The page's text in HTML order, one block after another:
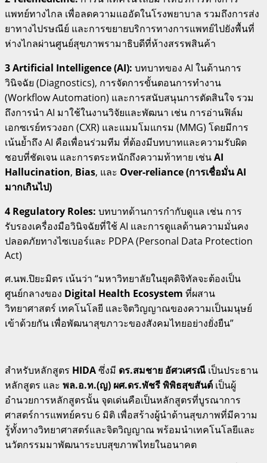
แพทย์ทางไกล เพื่อลดความแออัดในโรงพยาบาล รวมถึงการส่ง
ยาทางไปรษณีย์ และการขยายบริการทางการแพทย์ไปยังพื้นที่
ห่างไกลผ่านศูนย์สุขภาพรามาธิบดีที่ห้างสรรพสินค้า
3 Artificial Intelligence (AI): บทบาทของ AI ในด้านการ
วินิจฉัย (Diagnostics), การจัดการขั้นตอนการทำงาน
(Workflow Automation) และการสนับสนุนการตัดสินใจ รวม
ถึงการนำ AI มาใช้ในงานวิจัยและพัฒนา เช่น การอ่านฟิล์ม
เอกซเรย์ทรวงอก (CXR) และแมมโมแกรม (MMG) โดยมีการ
เน้นย้ำถึง AI คือเพื่อนร่วมทีม ที่ต้องมีบทบาทและความรับผิด
ชอบที่ชัดเจน และการตระหนักถึงความท้าทาย เช่นAI
Hallucination, Bias, และ Over-reliance (การเชื่อมั่น AI
มากเกินไป)
4 Regulatory Roles: บทบาทด้านการกำกับดูแล เช่น การ
รับรองเครื่องมือวินิจฉัยที่ใช้ AI และการดูแลด้านความมั่นคง
ปลอดภัยทางไซเบอร์และ PDPA (Personal Data Protection
Act)
ศ.นพ.ปิยะมิตร เน้นว่า “มหาวิทยาลัยในยุคดิจิทัลจะต้องเป็น
ศูนย์กลางของ Digital Health Ecosystem ที่ผสาน
วิทยาศาสตร์ เทคโนโลยี และจิตวิญญาณของความเป็นมนุษย์
เข้าด้วยกัน เพื่อพัฒนาสุขภาวะของสังคมไทยอย่างยั่งยืน”
สำหรับหลักสูตร HIDAซึ่งมี ดร.สมชาย อัศวเศรณี เป็นประธาน
หลักสูตร และ พล.อ.ท.(ญ) ผศ.ดร.พัชรี พิพิธสุขสันต์ เป็นผู้
อำนวยการหลักสูตรนั้น จุดเด่นคือเป็นหลักสูตรที่บูรณาการ
ศาสตร์การแพทย์ครบ 6 มิติ เพื่อสร้างผู้นำด้านสุขภาพที่มีความ
รู้ทั้งทางวิทยาศาสตร์และจิตวิญญาณ พร้อมนำเทคโนโลยีและ
นวัตกรรมมาพัฒนาระบบสุขภาพไทยในอนาคต